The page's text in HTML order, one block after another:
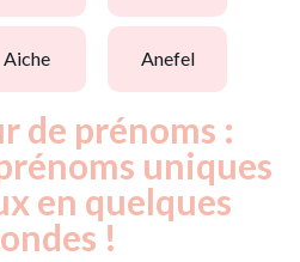
aiche anefel
de prénoms :
uniques
en quelques
!